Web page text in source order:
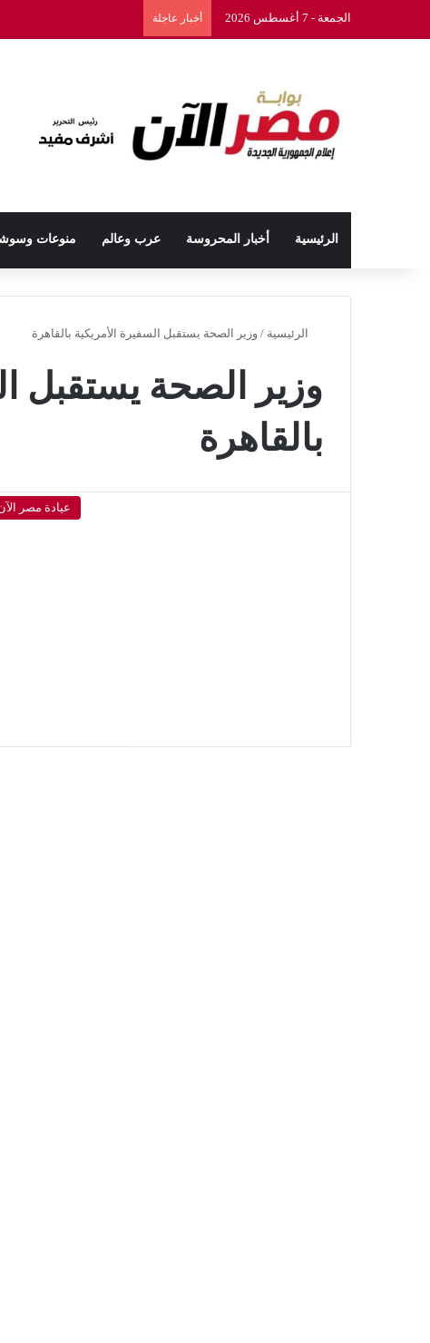
الجمعة - 7 أغسطس 2026 أخبار عاجلة
الرئيسية أخبار المحروسة عرب وعالم منوعات
الرئيسية / وزير الصحة يستقبل السفيرة الأمريكية بالقاهرة
وزير الصحة يستقبل
بالقاهرة
عيادة مصر